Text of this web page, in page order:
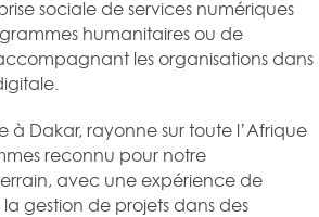
sociale de services numériques
humanitaires ou de
les organisations dans
à Dakar, rayonne sur toute l’Afrique
reconnu pour notre
avec une expérience de
gestion de projets dans des